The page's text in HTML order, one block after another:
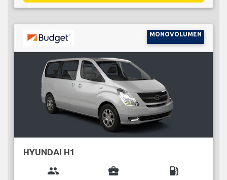
MONOVOLUMEN
HYUNDAI H1
group business_center local_gas_station